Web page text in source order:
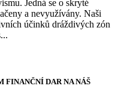
Jedná se o skryté
a nevyužívány. Naši
účinků dráždivých zón
FINANČNÍ DAR NA NÁŠ